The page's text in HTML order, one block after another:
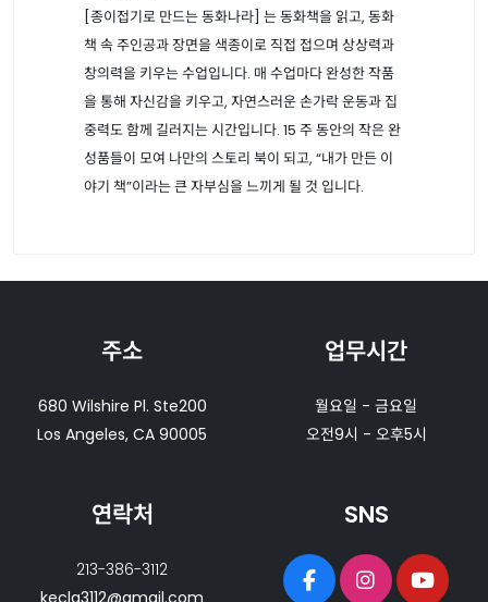
[종이접기로 만드는 동화나라] 는 동화책을 읽고, 동화
책 속 주인공과 장면을 색종이로 직접 접으며 상상력과
창의력을 키우는 수업입니다. 매 수업마다 완성한 작품
을 통해 자신감을 키우고, 자연스러운 손가락 운동과 집
중력도 함께 길러지는 시간입니다. 15 주 동안의 작은 완
성품들이 모여 나만의 스토리 북이 되고, “내가 만든 이
야기 책”이라는 큰 자부심을 느끼게 될 것 입니다.
주소
680 Wilshire Pl. Ste200
Los Angeles, CA 90005
업무시간
월요일 - 금요일
오전9시 - 오후5시
연락처
213-386-3112
kecla3112@gmail.com
SNS